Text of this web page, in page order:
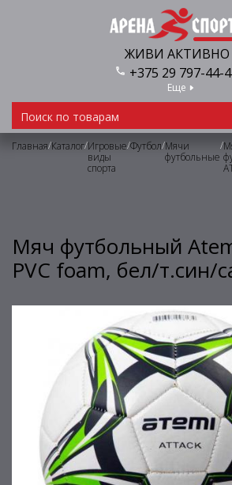
ЖИВИ АКТИВНО
+375 29 797-44-
Еще
Главная/Каталог/Игровые
виды
спорта
/Футбол/Мячи
футбольные
/
Мяч футбольный
PVC foam, бел/т.син/